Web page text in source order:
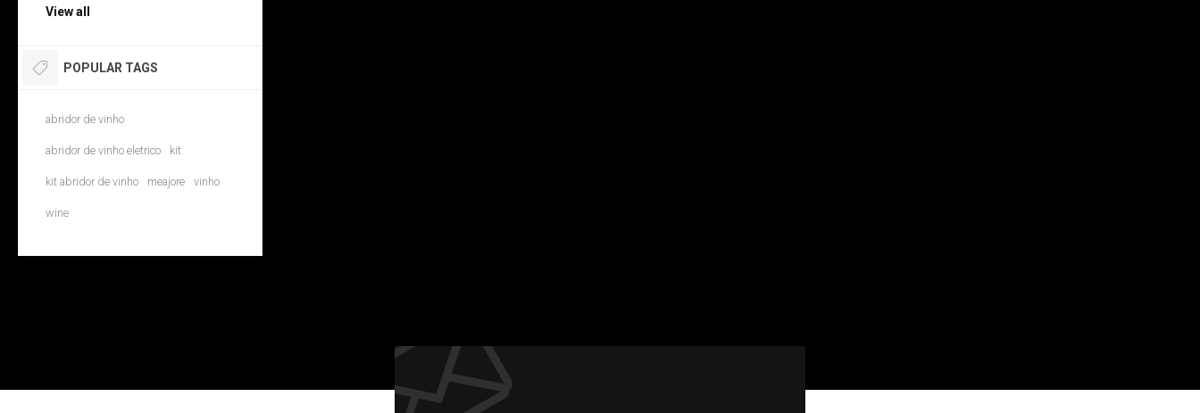
View all
POPULAR TAGS
abridor de vinho
abridor de vinho eletrico kit
kit abridor de vinho meajore vinho
wine